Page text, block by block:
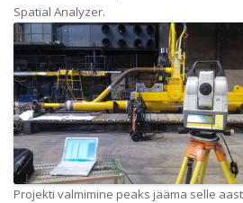
Spatial Analyzer.
Projekti valmimine peaks jääma selle